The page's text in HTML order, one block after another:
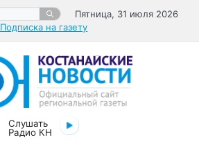
Пятница, 31 июля 2026
Подписка на газету
Слушать
Радио КН